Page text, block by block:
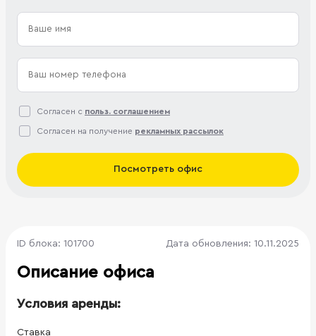
Согласен с польз. соглашением
Согласен на получение рекламных рассылок
Посмотреть офис
ID блока: 101700 Дата обновления: 10.11.2025
Описание офиса
Условия аренды:
Ставка